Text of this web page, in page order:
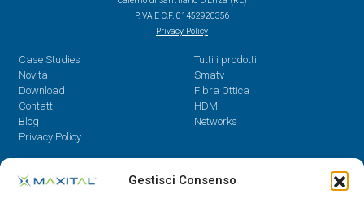
Gestisci Consenso
P.IVA E C.F. 01452920356
Privacy Policy
Case Studies
Novità
Download
Contatti
Blog
Privacy Policy
Tutti i prodotti
Smatv
Fibra Ottica
HDMI
Networks
Contatti